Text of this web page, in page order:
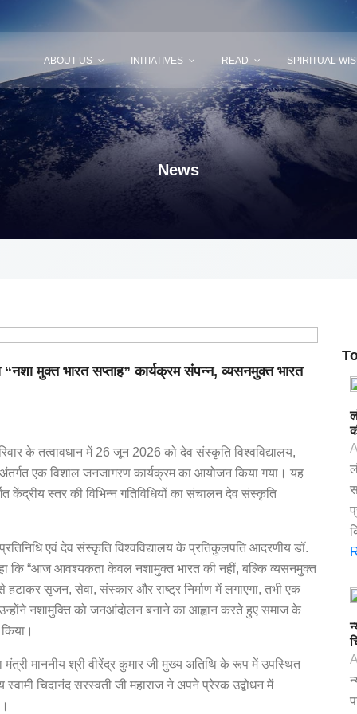
ABOUT US INITIATIVES READ SPIRITUAL
News
“नशा मुक्त भारत सप्ताह” कार्यक्रम संपन्न, व्यसनमुक्त भारत
के तत्वावधान में 26 जून 2026 को देव संस्कृति विश्वविद्यालय,
एक विशाल जनजागरण कार्यक्रम का आयोजन किया गया। यह
केंद्रीय स्तर की विभिन्न गतिविधियों का संचालन देव संस्कृति
एवं देव संस्कृति विश्वविद्यालय के प्रतिकुलपति आदरणीय डॉ.
कि “आज आवश्यकता केवल नशामुक्त भारत की नहीं, बल्कि व्यसनमुक्त
हटाकर सृजन, सेवा, संस्कार और राष्ट्र निर्माण में लगाएगा, तभी एक
उन्होंने नशामुक्ति को जनआंदोलन बनाने का आह्वान करते हुए समाज के
मंत्री माननीय श्री वीरेंद्र कुमार जी मुख्य अतिथि के रूप में उपस्थित
चिदानंद सरस्वती जी महाराज ने अपने प्रेरक उद्बोधन में